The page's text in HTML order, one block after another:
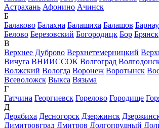
Астрахань Афонино Ачинск
Б
Балаково Балахна Балашиха Балашов
Белово Березовский Богородицк Бор Брянск
В
Верхнее Дуброво Верхнетемерницкий
Вичуга ВНИИССОК Волгоград
Волжский Вологда Воронеж Воротынск
Всеволожск Выкса Вязьма
Г
Гатчина Георгиевск Горелово Городище
Д
Дерябиха Десногорск Дзержинск
Димитровград Дмитров Долгопрудный